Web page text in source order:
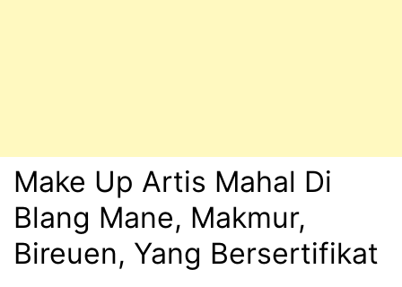
Make Up Artis Mahal Di
Blang Mane, Makmur,
Bireuen, Yang Bersertifikat